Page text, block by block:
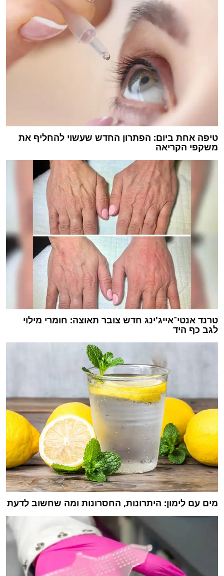
טיפה אחת ביום: הפתרון החדש שעשוי להחליף את
משקפי הקריאה
טרנד אנטי־אייג'ינג חדש צובר תאוצה: חומרי מילוי
לגב כף היד
מים עם לימון: היתרונות, החסרונות ומה שחשוב לדעת